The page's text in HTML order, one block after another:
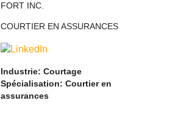
FORT INC.
COURTIER EN ASSURANCES
Industrie: Courtage
Spécialisation: Courtier en
assurances